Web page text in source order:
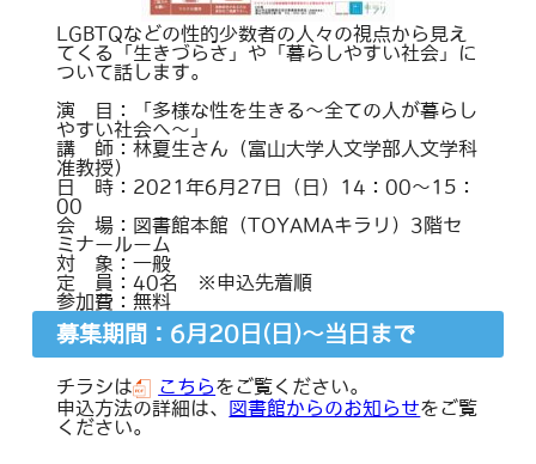
LGBTQなどの性的少数者の人々の視点から見え
てくる「生きづらさ」や「暮らしやすい社会」に
ついて話します。
演 目：「多様な性を生きる～全ての人が暮らし
やすい社会へ～」
講 師：林夏生さん（富山大学人文学部人文学科
准教授）
日 時：2021年6月27日（日）14：00～15：
00
会 場：図書館本館（TOYAMAキラリ）3階セ
ミナールーム
対 象：一般
定 員：40名 ※申込先着順
参加費：無料
募集期間：6月20日(日)～当日まで
チラシは こちらをご覧ください。
申込方法の詳細は、
図書館からのお知らせをご覧
ください。